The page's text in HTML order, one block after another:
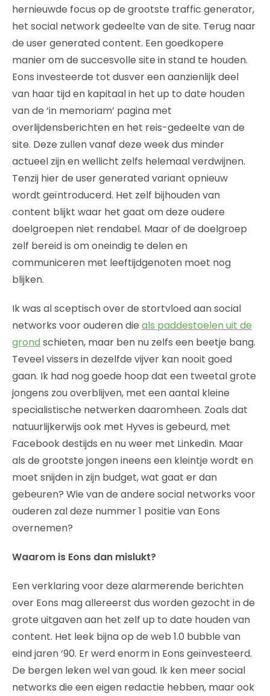
hernieuwde focus op de grootste traffic generator,
het social network gedeelte van de site. Terug naar
de user generated content. Een goedkopere
manier om de succesvolle site in stand te houden.
Eons investeerde tot dusver een aanzienlijk deel
van haar tijd en kapitaal in het up to date houden
van de ‘in memoriam’ pagina met
overlijdensberichten en het reis-gedeelte van de
site. Deze zullen vanaf deze week dus minder
actueel zijn en wellicht zelfs helemaal verdwijnen.
Tenzij hier de user generated variant opnieuw
wordt geïntroducerd. Het zelf bijhouden van
content blijkt waar het gaat om deze oudere
doelgroepen niet rendabel. Maar of de doelgroep
zelf bereid is om oneindig te delen en
communiceren met leeftijdgenoten moet nog
blijken.
Ik was al sceptisch over de stortvloed aan social
networks voor ouderen die als paddestoelen uit de
grond schieten, maar ben nu zelfs een beetje bang.
Teveel vissers in dezelfde vijver kan nooit goed
gaan. Ik had nog goede hoop dat een tweetal grote
jongens zou overblijven, met een aantal kleine
specialistische netwerken daaromheen. Zoals dat
natuurlijkerwijs ook met Hyves is gebeurd, met
Facebook destijds en nu weer met Linkedin. Maar
als de grootste jongen ineens een kleintje wordt en
moet snijden in zijn budget, wat gaat er dan
gebeuren? Wie van de andere social networks voor
ouderen zal deze nummer 1 positie van Eons
overnemen?
Waarom is Eons dan mislukt?
Een verklaring voor deze alarmerende berichten
over Eons mag allereerst dus worden gezocht in de
grote uitgaven aan het zelf up to date houden van
content. Het leek bijna op de web 1.0 bubble van
eind jaren ‘90. Er werd enorm in Eons geïnvesteerd.
De bergen leken wel van goud. Ik ken meer social
networks die een eigen redactie hebben, maar ook